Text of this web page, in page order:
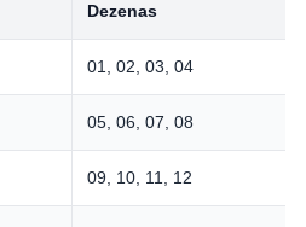
Dezenas
01, 02, 03, 04
05, 06, 07, 08
09, 10, 11, 12